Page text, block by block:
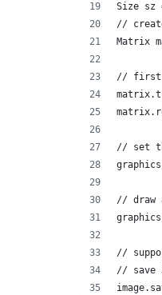
Size sz
//
Matrix
//
// set
// draw
//
// save